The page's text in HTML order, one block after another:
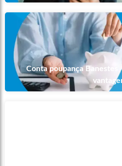
Conta poupança Banestes